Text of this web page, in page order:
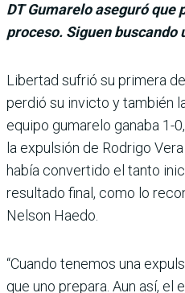
DT Gumarelo aseguró que
proceso. Siguen buscando
Libertad sufrió su pri­mera
perdió su invicto y también
equipo gumarelo ganaba 1-
la expulsión de Rodrigo
había conver­tido el tanto
resultado final, como lo
Nelson Haedo.
“Cuando tenemos una
que uno prepara. Aun así, el